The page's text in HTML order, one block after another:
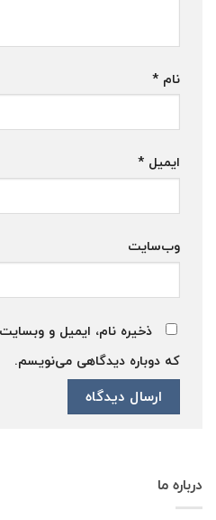
نام *
ایمیل *
وب‌سایت
ذخیره نام، ایمیل و
که دوباره دیدگاهی می‌نویسم.
درباره ما